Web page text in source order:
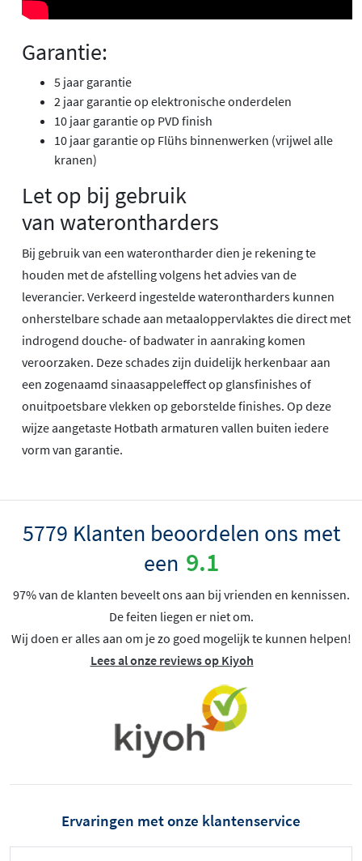
Garantie:
5 jaar garantie
2 jaar garantie op elektronische onderdelen
10 jaar garantie op PVD finish
10 jaar garantie op Flühs binnenwerken (vrijwel alle
kranen)
Let op bij gebruik
van waterontharders
Bij gebruik van een waterontharder dien je rekening te
houden met de afstelling volgens het advies van de
leverancier. Verkeerd ingestelde waterontharders kunnen
onherstelbare schade aan metaaloppervlaktes die direct met
indrogend douche- of badwater in aanraking komen
veroorzaken. Deze schades zijn duidelijk herkenbaar aan
een zogenaamd sinaasappeleffect op glansfinishes of
onuitpoetsbare vlekken op geborstelde finishes. Op deze
wijze aangetaste Hotbath armaturen vallen buiten iedere
vorm van garantie.
5779 Klanten beoordelen ons met
een 9.1
97% van de klanten beveelt ons aan bij vrienden en kennissen.
De feiten liegen er niet om.
Wij doen er alles aan om je zo goed mogelijk te kunnen helpen!
Lees al onze reviews op Kiyoh
Ervaringen met onze klantenservice